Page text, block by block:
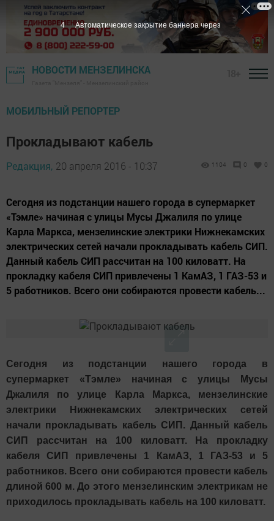
НОВОСТИ МЕНЗЕЛИНСКА
МОБИЛЬНЫЙ РЕПОРТЕР
Прокладывают кабель
Редакция, 20 апреля 2016 - 10:37 1104 0 0
Сегодня из подстанции нашего города в супермаркет
«Тэмле» начиная с улицы Мусы Джалиля по улице
Карла Маркса, мензелинские электрики Нижнекамских
электрических сетей начали прокладывать кабель СИП.
Данный кабель СИП рассчитан на 100 киловатт. На
прокладку кабеля СИП привлечены 1 КамАЗ, 1 ГАЗ-53 и
5 работников. Всего они собираются провести кабель...
Сегодня из подстанции нашего города в
супермаркет «Тэмле» начиная с улицы Мусы
Джалиля по улице Карла Маркса, мензелинские
электрики Нижнекамских электрических сетей
начали прокладывать кабель СИП. Данный кабель
СИП рассчитан на 100 киловатт. На прокладку
кабеля СИП привлечены 1 КамАЗ, 1 ГАЗ-53 и 5
работников. Всего они собираются провести кабель
длиной 600 м. До этого мензелинским электрикам не
приходилось прокладывать кабель на 100 киловатт.
3 Автоматическое закрытие баннера через